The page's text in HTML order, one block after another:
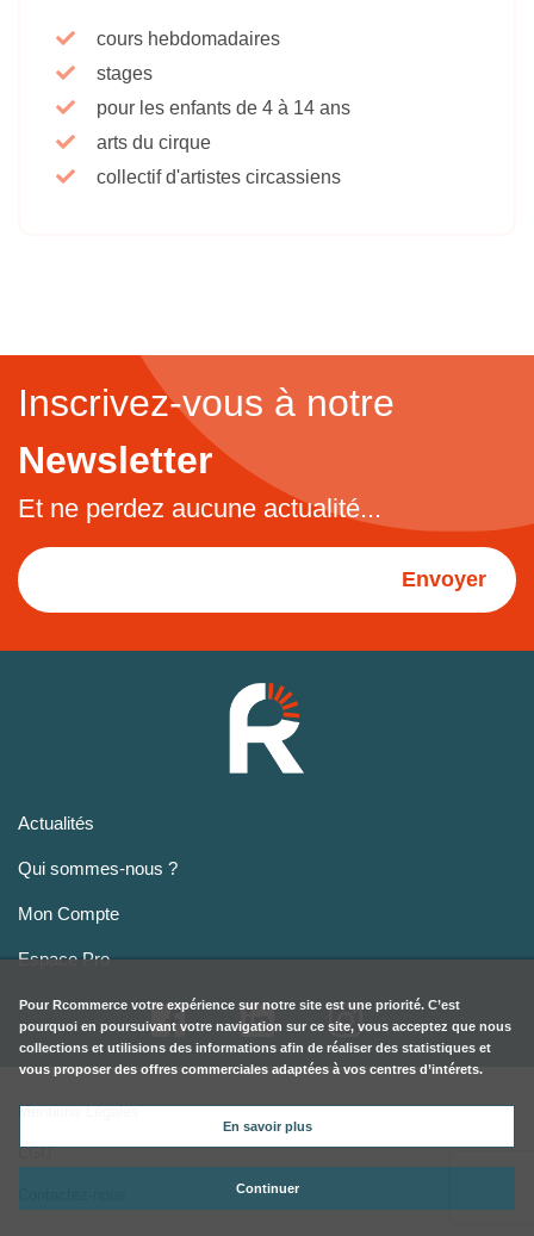
cours hebdomadaires
stages
pour les enfants de 4 à 14 ans
arts du cirque
collectif d'artistes circassiens
Inscrivez-vous à notre
Newsletter
Et ne perdez aucune actualité...
Envoyer
Actualités
Qui sommes-nous ?
Mon Compte
Espace Pro
Mentions Légales
CGU
Pour Rcommerce votre expérience sur notre site est une priorité. C’est
pourquoi en poursuivant votre navigation sur ce site, vous acceptez que nous
collections et utilisions des informations afin de réaliser des statistiques et
vous proposer des offres commerciales adaptées à vos centres d’intérets.
En savoir plus
Continuer